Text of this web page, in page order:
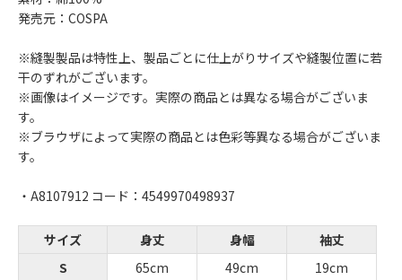
発売元：COSPA
※縫製製品は特性上、製品ごとに仕上がりサイズや縫製位置に若
干のずれがございます。
※画像はイメージです。実際の商品とは異なる場合がございま
す。
※ブラウザによって実際の商品とは色彩等異なる場合がございま
す。
・A8107912 コード：4549970498937
サイズ 身丈 身幅
袖丈
S
65cm 49cm 19cm